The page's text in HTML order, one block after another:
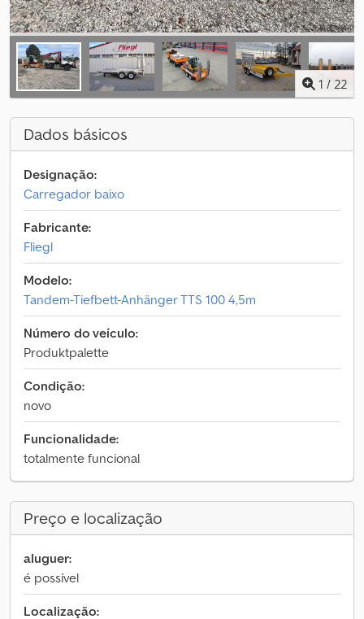
1 / 22
Dados básicos
Designação:
Carregador baixo
Fabricante:
Fliegl
Modelo:
Tandem-Tiefbett-Anhänger TTS 100 4,5m
Número do veículo:
Produktpalette
Condição:
novo
Funcionalidade:
totalmente funcional
Preço e localização
aluguer:
é possível
Localização: